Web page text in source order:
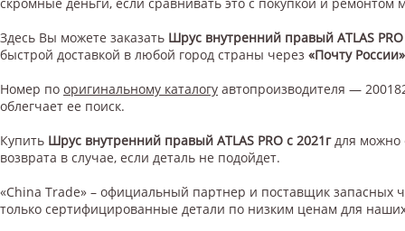
Здесь Вы можете заказать Шрус внутренний правый ATLAS PRO
быстрой доставкой в любой город страны через «Почту России»
Номер по оригинальному каталогу автопроизводителя —
облегчает ее поиск.
Купить Шрус внутренний правый ATLAS PRO c 2021гдля можно
возврата в случае, если деталь не подойдет.
«China Trade» – официальный партнер и поставщик запасных
только сертифицированные детали по низким ценам для